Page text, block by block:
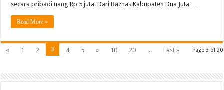
secara pribadi uang Rp 5 juta. Dari Baznas Kabupaten Dua Juta …
Read More »
Page 3 of 20
« 1 2 3 4 5 » 10 20 ... Last »